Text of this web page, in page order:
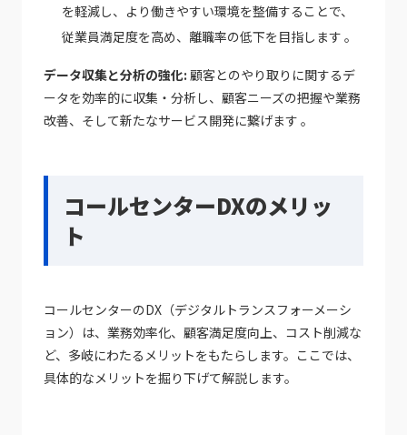
を軽減し、より働きやすい環境を整備することで、
従業員満足度を高め、離職率の低下を目指します 。
データ収集と分析の強化: 顧客とのやり取りに関するデ
ータを効率的に収集・分析し、顧客ニーズの把握や業務
改善、そして新たなサービス開発に繋げます 。
コールセンターDXのメリッ
ト
コールセンターのDX（デジタルトランスフォーメーシ
ョン）は、業務効率化、顧客満足度向上、コスト削減な
ど、多岐にわたるメリットをもたらします。ここでは、
具体的なメリットを掘り下げて解説します。